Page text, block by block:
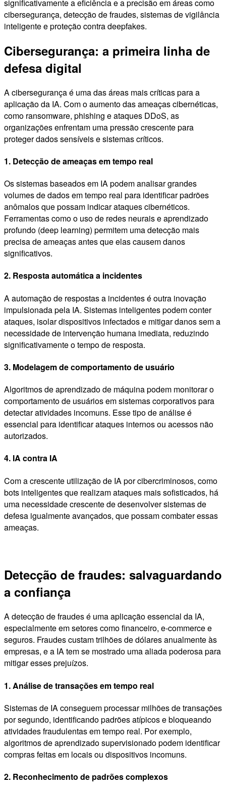
significativamente a eficiência e a precisão em áreas como
cibersegurança, detecção de fraudes, sistemas de vigilância
inteligente e proteção contra deepfakes.
Cibersegurança: a primeira linha de
defesa digital
A cibersegurança é uma das áreas mais críticas para a
aplicação da IA. Com o aumento das ameaças cibernéticas,
como ransomware, phishing e ataques DDoS, as
organizações enfrentam uma pressão crescente para
proteger dados sensíveis e sistemas críticos.
1. Detecção de ameaças em tempo real
Os sistemas baseados em IA podem analisar grandes
volumes de dados em tempo real para identificar padrões
anômalos que possam indicar ataques cibernéticos.
Ferramentas como o uso de redes neurais e aprendizado
profundo (deep learning) permitem uma detecção mais
precisa de ameaças antes que elas causem danos
significativos.
2. Resposta automática a incidentes
A automação de respostas a incidentes é outra inovação
impulsionada pela IA. Sistemas inteligentes podem conter
ataques, isolar dispositivos infectados e mitigar danos sem a
necessidade de intervenção humana imediata, reduzindo
significativamente o tempo de resposta.
3. Modelagem de comportamento de usuário
Algoritmos de aprendizado de máquina podem monitorar o
comportamento de usuários em sistemas corporativos para
detectar atividades incomuns. Esse tipo de análise é
essencial para identificar ataques internos ou acessos não
autorizados.
4. IA contra IA
Com a crescente utilização de IA por cibercriminosos, como
bots inteligentes que realizam ataques mais sofisticados, há
uma necessidade crescente de desenvolver sistemas de
defesa igualmente avançados, que possam combater essas
ameaças.
Detecção de fraudes: salvaguardando
a confiança
A detecção de fraudes é uma aplicação essencial da IA,
especialmente em setores como financeiro, e-commerce e
seguros. Fraudes custam trilhões de dólares anualmente às
empresas, e a IA tem se mostrado uma aliada poderosa para
mitigar esses prejuízos.
1. Análise de transações em tempo real
Sistemas de IA conseguem processar milhões de transações
por segundo, identificando padrões atípicos e bloqueando
atividades fraudulentas em tempo real. Por exemplo,
algoritmos de aprendizado supervisionado podem identificar
compras feitas em locais ou dispositivos incomuns.
2. Reconhecimento de padrões complexos